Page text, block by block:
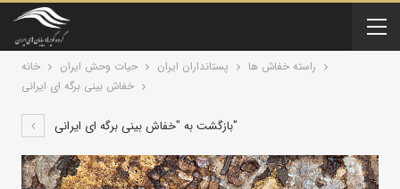
خانه حیات وحش ایران پستانداران ايران
راسته خفاش ها
خفاش بینی برگه‌ ای ایرانی
بازگشت به "خفاش بینی برگه‌ ای ایرانی"